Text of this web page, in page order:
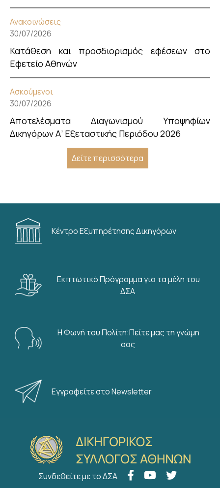
Ανακοινώσεις
30/07/2026
Κατάθεση και προσδιορισμός εφέσεων στο
Εφετείο Αθηνών
Ασκούμενοι
30/07/2026
Αποτελέσματα Διαγωνισμού Υποψηφίων
Δικηγόρων Α’ Εξεταστικής Περιόδου 2026
Δείτε περισσότερα
Κέντρο Εξυπηρέτησης Δικηγόρων
Εκπτωτικό Πρόγραμμα για τα μέλη του
ΔΣΑ
Η Φωνή του Πολίτη:Πείτε μας τη γνώμη
σας
Εγγραφείτε στο Newsletter
Συνδεθείτε με το ΔΣΑ